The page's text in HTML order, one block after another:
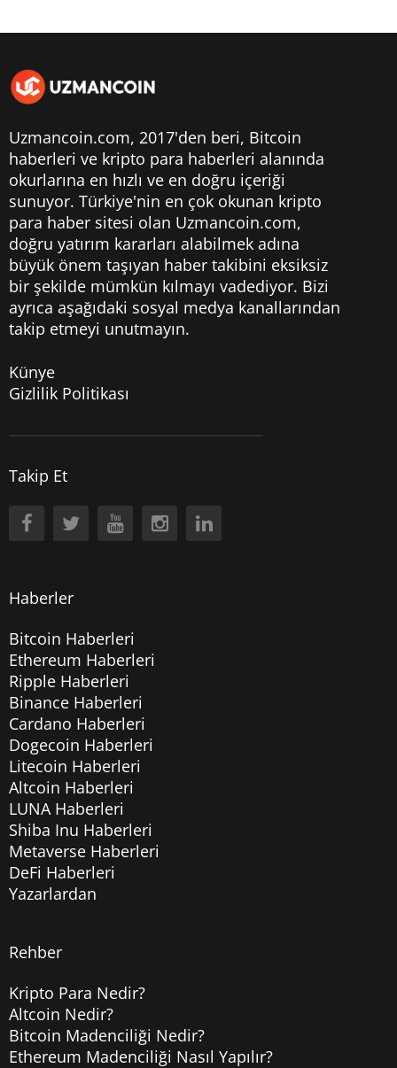
Uzmancoin.com, 2017'den beri, Bitcoin
haberleri ve kripto para haberleri alanında
okurlarına en hızlı ve en doğru içeriği
sunuyor. Türkiye'nin en çok okunan kripto
para haber sitesi olan Uzmancoin.com,
doğru yatırım kararları alabilmek adına
büyük önem taşıyan haber takibini eksiksiz
bir şekilde mümkün kılmayı vadediyor. Bizi
ayrıca aşağıdaki sosyal medya kanallarından
takip etmeyi unutmayın.
Künye
Gizlilik Politikası
Takip Et
Haberler
Bitcoin Haberleri
Ethereum Haberleri
Ripple Haberleri
Binance Haberleri
Cardano Haberleri
Dogecoin Haberleri
Litecoin Haberleri
Altcoin Haberleri
LUNA Haberleri
Shiba Inu Haberleri
Metaverse Haberleri
DeFi Haberleri
Yazarlardan
Rehber
Kripto Para Nedir?
Altcoin Nedir?
Bitcoin Madenciliği Nedir?
Ethereum Madenciliği Nasıl Yapılır?